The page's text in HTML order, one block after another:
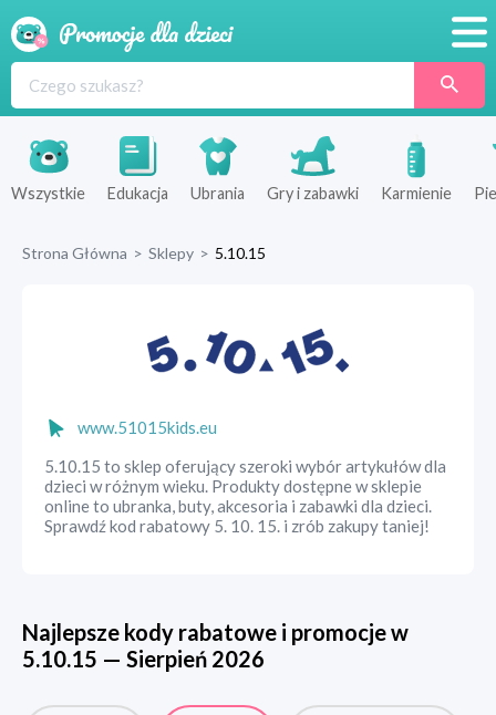
Produkty
Sklepy
Wszystkie Edukacja Ubrania Gry i zabawki Karmienie
Strona Główna > Sklepy > 5.10.15
www.51015kids.eu
5.10.15 to sklep oferujący szeroki wybór artykułów dla
dzieci w różnym wieku. Produkty dostępne w sklepie
online to ubranka, buty, akcesoria i zabawki dla dzieci.
Sprawdź kod rabatowy 5. 10. 15. i zrób zakupy taniej!
Najlepsze kody rabatowe i promocje w
5.10.15 — Sierpień 2026